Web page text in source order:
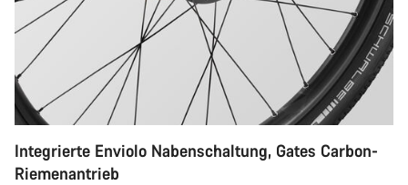
Integrierte Enviolo Nabenschaltung, Gates Carbon-
Riemenantrieb